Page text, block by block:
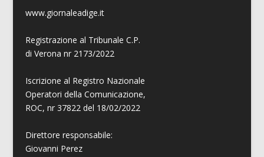
www.giornaleadige.it
Registrazione al Tribunale C.P.
di Verona nr 2173/2022
Iscrizione al Registro Nazionale
Operatori della Comunicazione,
ROC, nr 37822 del 18/02/2022
Direttore responsabile:
Giovanni Perez